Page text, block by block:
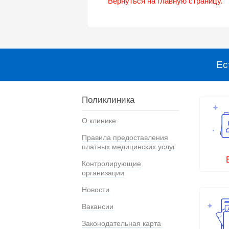
Поликлиника
О клинике
Правила предоставления
платных медицинских услуг
Контролирующие
организации
Новости
Вакансии
Законодательная карта